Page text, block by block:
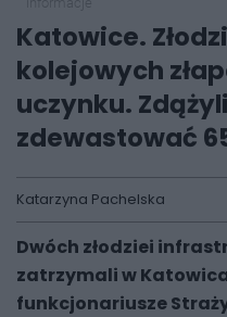
Katowice.
kolejowych
uczynku.
zdewastować
Katarzyna Pachelska
Dwóch złodziei
zatrzymali w
funkcjonariusze